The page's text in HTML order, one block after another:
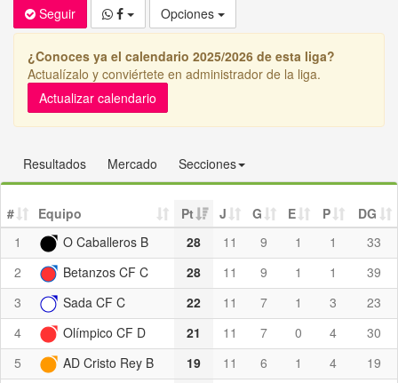
Seguir Opciones
¿Conoces ya el calendario 2025/2026 de esta liga?
Actualízalo y conviértete en administrador de la liga.
Actualizar calendario
Resultados Mercado Secciones
# Equipo Pt J G E P
DG
1
O Caballeros B 28 11 9 1 1
33
2
Betanzos CF C 28 11 9 1 1
39
3
Sada CF C 22 11 7 1 3
23
4
Olímpico CF D 21 11 7 0 4
30
5
AD Cristo Rey B 19 11 6 1 4
19